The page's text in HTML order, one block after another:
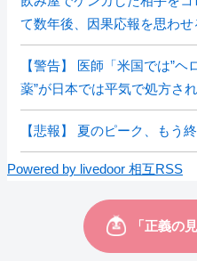
て数年後、因果応報を思わ
【警告】 医師「米国では”
薬”が日本では平気で処方され
【悲報】 夏のピーク、もう
Powered by livedoor 相互RSS